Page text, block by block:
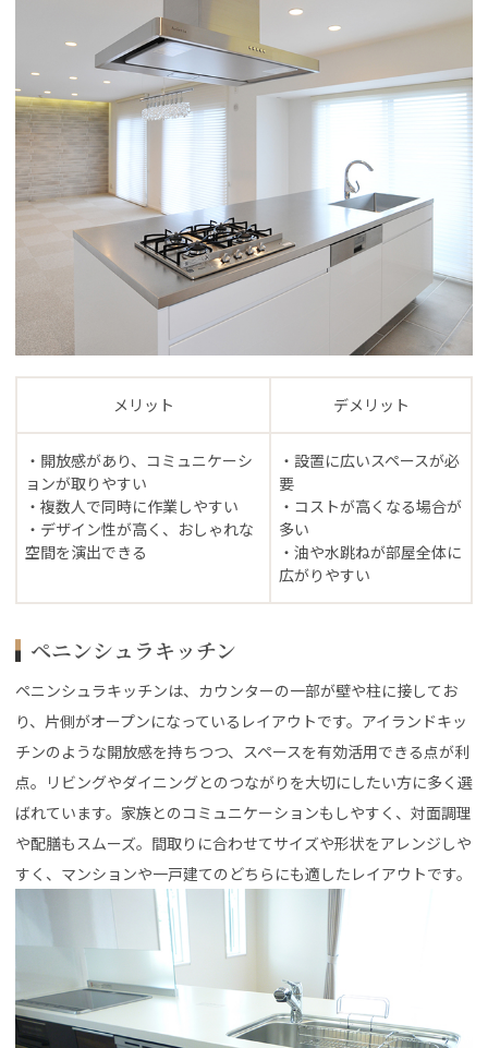
メリット デメリット
・開放感があり、コミュニケーシ
ョンが取りやすい
・複数人で同時に作業しやすい
・デザイン性が高く、おしゃれな
空間を演出できる
・設置に広いスペースが必
要
・コストが高くなる場合が
多い
・油や水跳ねが部屋全体に
広がりやすい
ペニンシュラキッチン
ペニンシュラキッチンは、カウンターの一部が壁や柱に接してお
り、片側がオープンになっているレイアウトです。アイランドキッ
チンのような開放感を持ちつつ、スペースを有効活用できる点が利
点。リビングやダイニングとのつながりを大切にしたい方に多く選
ばれています。家族とのコミュニケーションもしやすく、対面調理
や配膳もスムーズ。間取りに合わせてサイズや形状をアレンジしや
すく、マンションや一戸建てのどちらにも適したレイアウトです。